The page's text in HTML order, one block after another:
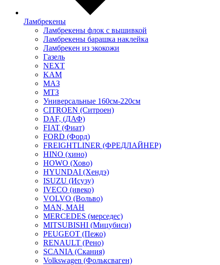
Ламбрекены
Ламбрекены флок с вышивкой
Ламбрекены барашка наклейка
Ламбрекен из экокожи
Газель
NEXT
KAM
МАЗ
МТЗ
Универсальные 160см-220см
CITROEN (Ситроен)
DAF, (ДАФ)
FIAT (Фиат)
FORD (Форд)
FREIGHTLINER (ФРЕДЛАЙНЕР)
HINO (хино)
HOWO (Хово)
HYUNDAI (Хендэ)
ISUZU (Исузу)
IVECO (ивеко)
VOLVO (Вольво)
MAN, МАН
MERCEDES (мерседес)
MITSUBISHI (Мицубиси)
PEUGEOT (Пежо)
RENAULT (Рено)
SCANIA (Скания)
Volkswagen (Фольксваген)